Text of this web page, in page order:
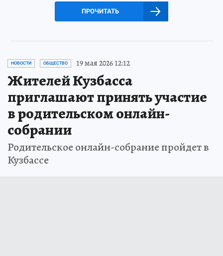
ПРОЧИТАТЬ
НОВОСТИ ОБЩЕСТВО 19 мая 2026 12:12
Жителей Кузбасса
приглашают принять участие
в родительском онлайн-
собрании
Родительское онлайн-собрание пройдет в
Кузбассе